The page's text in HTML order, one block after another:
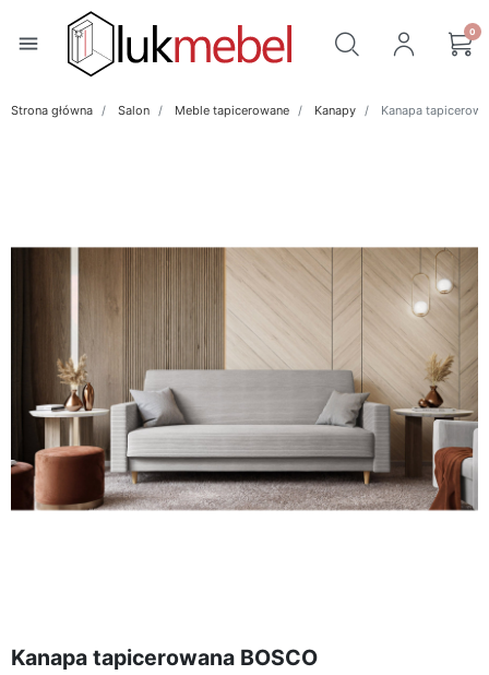
menu 0
Strona główna Salon Meble tapicerowane Kanapy Kanapa
Kanapa tapicerowana BOSCO